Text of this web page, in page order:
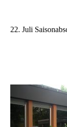
22. Juli